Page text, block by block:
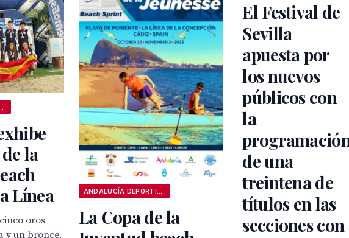
la
Línea
oros
y un bronce,
La Copa de la
El Festival de
Sevilla
apuesta por
los nuevos
públicos con
la
de una
treintena de
títulos en las
secciones con